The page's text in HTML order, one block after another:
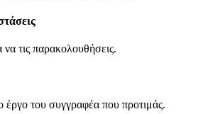
να τις παρακολουθήσεις.
του συγγραφέα που προτιμάς.